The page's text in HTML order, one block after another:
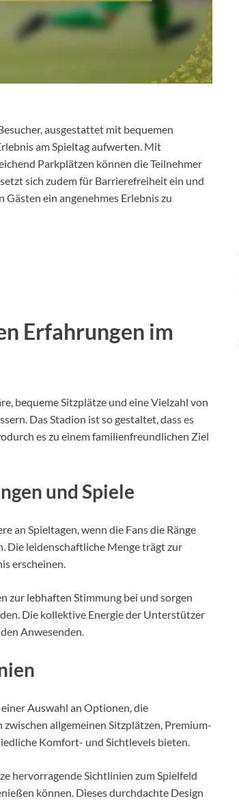
ausgestattet mit bequemen
am Spieltag aufwerten. Mit
Parkplätzen können die Teilnehmer
sich zudem für Barrierefreiheit ein und
ein angenehmes Erlebnis zu
Erfahrungen im
bequeme Sitzplätze und eine Vielzahl von
Das Stadion ist so gestaltet, dass es
es zu einem familienfreundlichen Ziel
und Spiele
an Spieltagen, wenn die Fans die Ränge
Die leidenschaftliche Menge trägt zur
erscheinen.
zur lebhaften Stimmung bei und sorgen
Die kollektive Energie der Unterstützer
Anwesenden.
Auswahl an Optionen, die
allgemeinen Sitzplätzen, Premium-
Komfort- und Sichtlevels bieten.
hervorragende Sichtlinien zum Spielfeld
können. Dieses durchdachte Design